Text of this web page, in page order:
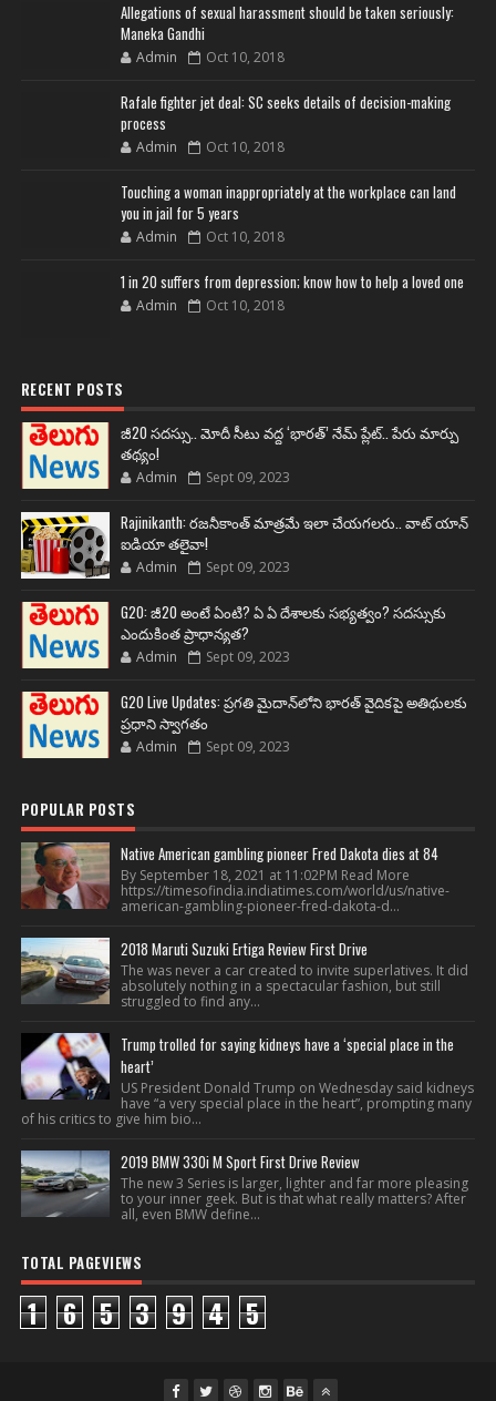
Allegations of sexual harassment should be taken seriously:
Maneka Gandhi
Admin Oct 10, 2018
Rafale fighter jet deal: SC seeks details of decision-making
process
Admin Oct 10, 2018
Touching a woman inappropriately at the workplace can land
you in jail for 5 years
Admin Oct 10, 2018
1 in 20 suffers from depression; know how to help a loved one
Admin Oct 10, 2018
RECENT POSTS
జీ20 సదస్సు.. మోదీ సీటు వద్ద ‘భారత్’ నేమ్ ప్లేట్‌.. పేరు మార్పు
తథ్యం!
Admin Sept 09, 2023
Rajinikanth: రజనీకాంత్ మాత్రమే ఇలా చేయగలరు.. వాట్ యాన్
ఐడియా తలైవా!
Admin Sept 09, 2023
G20: జీ20 అంటే ఏంటి? ఏ ఏ దేశాలకు సభ్యత్వం? సదస్సుకు
ఎందుకింత ప్రాధాన్యత?
Admin Sept 09, 2023
G20 Live Updates: ప్రగతి మైదాన్‌లోని భారత్ వైదికపై అతిథులకు
ప్రధాని స్వాగతం
Admin Sept 09, 2023
POPULAR POSTS
Native American gambling pioneer Fred Dakota dies at 84
By September 18, 2021 at 11:02PM Read More
https://timesofindia.indiatimes.com/world/us/native-
american-gambling-pioneer-fred-dakota-d...
2018 Maruti Suzuki Ertiga Review First Drive
The was never a car created to invite superlatives. It did
absolutely nothing in a spectacular fashion, but still
struggled to find any...
Trump trolled for saying kidneys have a ‘special place in the
heart’
US President Donald Trump on Wednesday said kidneys
have “a very special place in the heart”, prompting many
of his critics to give him bio...
2019 BMW 330i M Sport First Drive Review
The new 3 Series is larger, lighter and far more pleasing
to your inner geek. But is that what really matters? After
all, even BMW define...
TOTAL PAGEVIEWS
1 6 5 3 9 4 5